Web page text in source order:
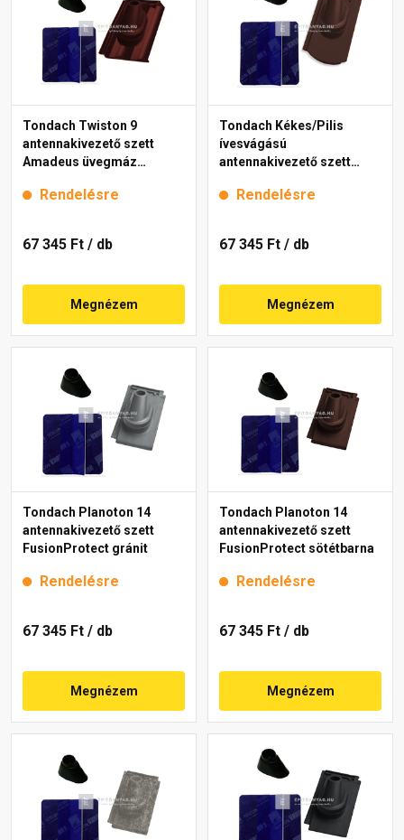
Tondach Twiston 9
antennakivezető szett
Amadeus üvegmáz
Rendelésre
67 345 Ft / db
Megnézem
Tondach Kékes/Pilis
ívesvágású
antennakivezető szett
Rendelésre
67 345 Ft / db
Megnézem
Tondach Planoton 14
antennakivezető szett
FusionProtect gránit
Rendelésre
67 345 Ft / db
Megnézem
Tondach Planoton 14
antennakivezető szett
FusionProtect sötétbarna
Rendelésre
67 345 Ft / db
Megnézem